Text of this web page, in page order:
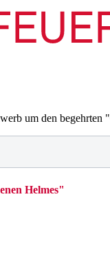
um den
Helmes"